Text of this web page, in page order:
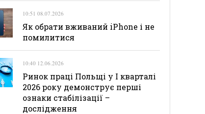
10:51 08.07.2026
Як обрати вживаний iPhone і не
помилитися
10:40 12.06.2026
Ринок праці Польщі у І кварталі
2026 року демонструє перші
ознаки стабілізації –
дослідження